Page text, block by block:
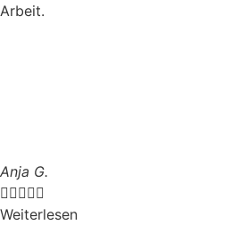
Arbeit.
Anja G.

Weiterlesen